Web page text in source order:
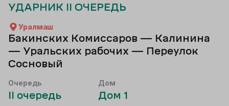
УДАРНИК II ОЧЕРЕДЬ
Уралмаш
Бакинских Комиссаров — Калинина
— Уральских рабочих — Переулок
Сосновый
Очередь
II очередь
Дом
Дом 1